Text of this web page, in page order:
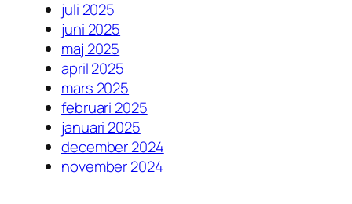
juli 2025
juni 2025
maj 2025
april 2025
mars 2025
februari 2025
januari 2025
december 2024
november 2024